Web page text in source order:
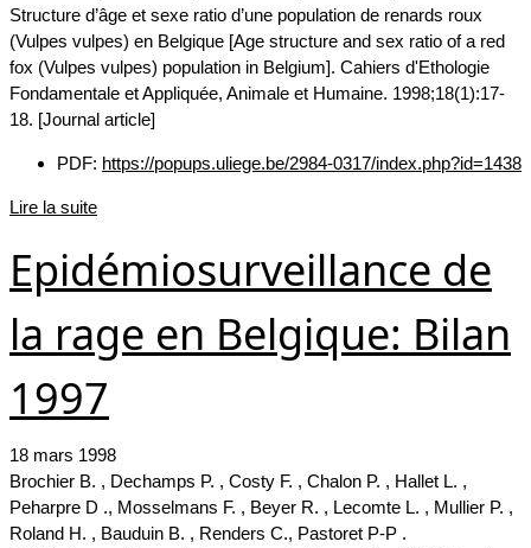
Structure d’âge et sexe ratio d’une population de renards roux
(Vulpes vulpes) en Belgique [Age structure and sex ratio of a red
fox (Vulpes vulpes) population in Belgium]. Cahiers d'Ethologie
Fondamentale et Appliquée, Animale et Humaine. 1998;18(1):17-
18. [Journal article]
PDF: https://popups.uliege.be/2984-0317/index.php?id=1438
Lire la suite
Epidémiosurveillance de
la rage en Belgique: Bilan
1997
18 mars 1998
Brochier B. , Dechamps P. , Costy F. , Chalon P. , Hallet L. ,
Peharpre D ., Mosselmans F. , Beyer R. , Lecomte L. , Mullier P. ,
Roland H. , Bauduin B. , Renders C., Pastoret P-P .